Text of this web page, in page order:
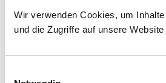
Wir verwenden Cookies, um
und die Zugriffe auf unsere
Verkalkungen vor und nach
Strahlentherapie gutartiger
Syndrom )